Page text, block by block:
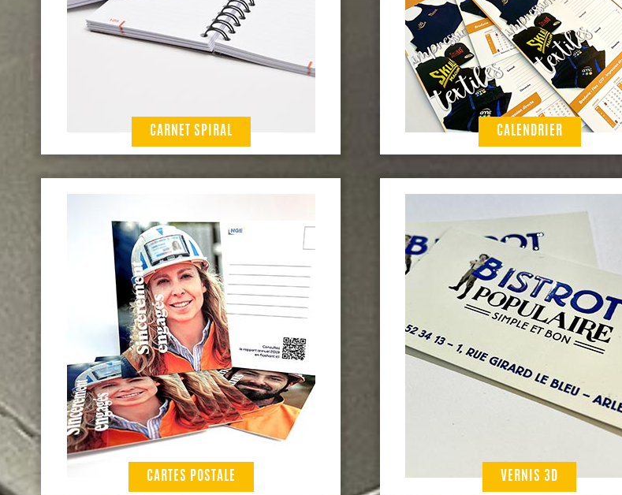
CARNET SPIRAL CALENDRIER
CARTES POSTALE VERNIS 3D